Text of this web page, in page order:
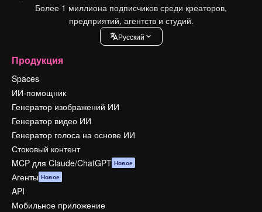
Более 1 миллиона подписчиков среди креаторов,
предприятий, агентств и студий.
Pусский
Продукция
Spaces
ИИ-помощник
Генератор изображений ИИ
Генератор видео ИИ
Генератор голоса на основе ИИ
Стоковый контент
MCP для Claude/ChatGPT Новое
Агенты Новое
API
Мобильное приложение